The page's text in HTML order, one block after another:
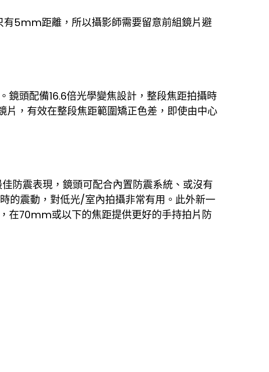
5mm距離，所以攝影師需要留意前組鏡片避
鏡頭配備16.6倍光學變焦設計，整段焦距拍攝時
，有效在整段焦距範圍矯正色差，即使由中心
防震表現，鏡頭可配合內置防震系統、或沒有
的震動，對低光/室內拍攝非常有用。此外新一
在70mm或以下的焦距提供更好的手持拍片防